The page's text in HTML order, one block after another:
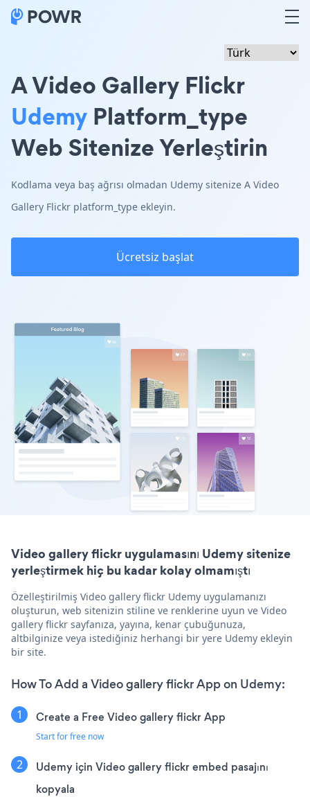
A Video Gallery Flickr
Udemy Platform_type
Web Sitenize Yerleştirin
Kodlama veya baş ağrısı olmadan Udemy sitenize A Video
Gallery Flickr platform_type ekleyin.
Ücretsiz başlat
Video gallery flickr uygulamasını Udemy sitenize
yerleştirmek hiç bu kadar kolay olmamıştı
Özelleştirilmiş Video gallery flickr Udemy uygulamanızı
oluşturun, web sitenizin stiline ve renklerine uyun ve Video
gallery flickr sayfanıza, yayına, kenar çubuğunuza,
altbilginize veya istediğiniz herhangi bir yere Udemy ekleyin
bir site.
How To Add a Video gallery flickr App on Udemy:
Create a Free Video gallery flickr App
Start for free now
Udemy için Video gallery flickr embed pasajını
kopyala